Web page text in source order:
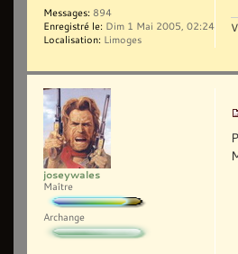
Messages: 894
Enregistré le: Dim 1 Mai 2005, 02:24
Localisation: Limoges
joseywales
Maître
Archange